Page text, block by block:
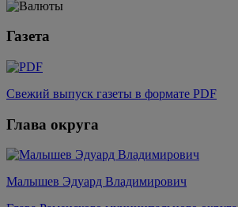
Газета
Свежий выпуск газеты в формате PDF
Глава округа
Малышев Эдуард Владимирович